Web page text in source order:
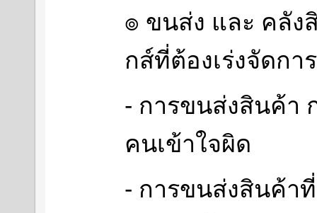
๏ ขนส่ง และ คลั
กส์ที่ต้องเร่งจัดการ
- การขนส่งสินค้า
คนเข้าใจผิด
- การขนส่งสินค้า